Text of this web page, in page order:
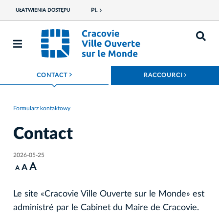
UŁATWIENIA DOSTĘPU PL
CONTACT ROZWIŃ MENU RACCOURCI
Formularz kontaktowy
Contact
2026-05-25
A A A
Le site «Cracovie Ville Ouverte sur le Monde» est
administré par le Cabinet du Maire de Cracovie.